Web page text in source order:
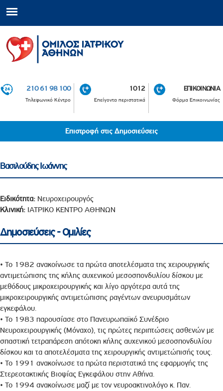
210 61 98 100
Τηλεφωνικό Κέντρο
1012
Επείγοντα περιστατικά
ΕΠΙΚΟΙΝΩΝΙΑ
Φόρμα Επικοινωνίας
Επιστροφή στις Δημοσιεύσεις
Βασιλούδης Ιωάννης
Ειδικότητα: Νευροχειρουργός
Κλινική: ΙΑΤΡΙΚΟ ΚΕΝΤΡΟ ΑΘΗΝΩΝ
Δημοσιεύσεις - Ομιλίες
• Το 1982 ανακοίνωσε τα πρώτα αποτελέσματα της χειρουργικής
αντιμετώπισης της κήλης αυχενικού μεσοσπονδυλίου δίσκου με
μεθόδους μικροχειρουργικής και λίγο αργότερα αυτά της
μικροχειρουργικής αντιμετώπισης ραγέντων ανευρυσμάτων
εγκεφάλου.
• To 1983 παρουσίασε στο Πανευρωπαϊκό Συνέδριο
Νευροχειρουργικής (Μόναχο), τις πρώτες περιπτώσεις ασθενών με
σπαστική τετραπάρεση απότοκη κήλης αυχενικού μεσοσπονδυλίου
δίσκου και τα αποτελέσματα της χειρουργικής αντιμετώπισής τους.
• Το 1991 ανακοίνωσε τα πρώτα περιστατικά της εφαρμογής της
Στερεοτακτικής Βιοψίας Εγκεφάλου στην Αθήνα.
• Το 1994 ανακοίνωσε μαζί με τον νευροακτινολόγο κ. Παν.